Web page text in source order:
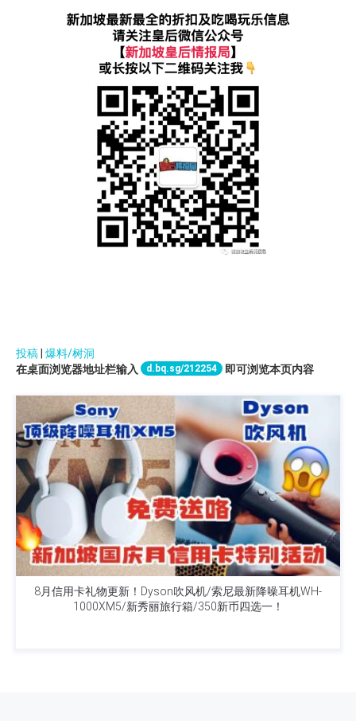
投稿 爆料/树洞
在桌面浏览器地址栏输入
d.bq.sg/212254 即可浏览本页内容
8月信用卡礼物更新！Dyson吹风机/索尼最新降噪耳机WH-
1000XM5/新秀丽旅行箱/350新币四选一！